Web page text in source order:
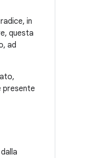
in
questa
ad
presente